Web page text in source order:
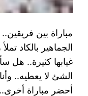
مباراة بين
الجماهير بالكاد
غيابها كثيرة.. هل
الشئ لا يعطيه..
أحضر مباراة